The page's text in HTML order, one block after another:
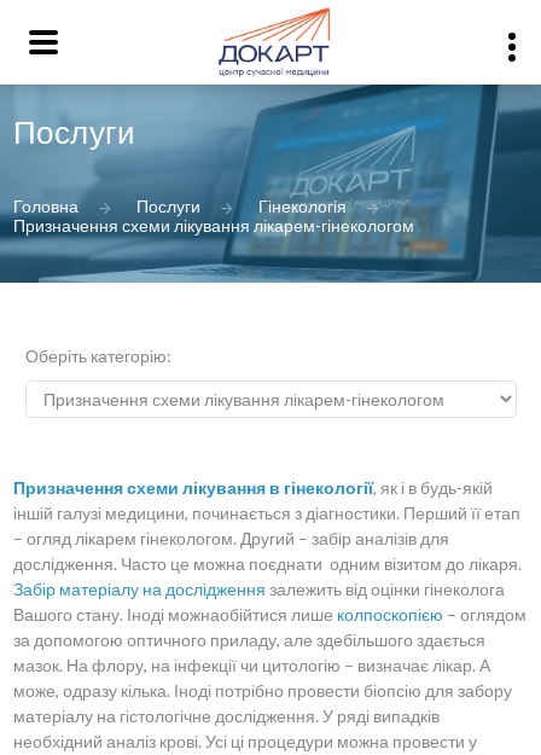
Послуги
Головна Послуги
Гінекологія
Призначення схеми лікування лікарем-гінекологом
Оберіть категорію:
Призначення схеми лікування в гінекології, як і в будь-якій
іншій галузі медицини, починається з діагностики. Перший її етап
– огляд лікарем гінекологом. Другий – забір аналізів для
дослідження. Часто це можна поєднати одним візитом до лікаря.
Забір матеріалу на дослідження залежить від оцінки гінеколога
Вашого стану. Іноді можнаобійтися лише колпоскопією – оглядом
за допомогою оптичного приладу, але здебільшого здається
мазок. На флору, на інфекції чи цитологію – визначає лікар. А
може, одразу кілька. Іноді потрібно провести біопсію для забору
матеріалу на гістологічне дослідження. У ряді випадків
необхідний аналіз крові. Усі ці процедури можна провести у